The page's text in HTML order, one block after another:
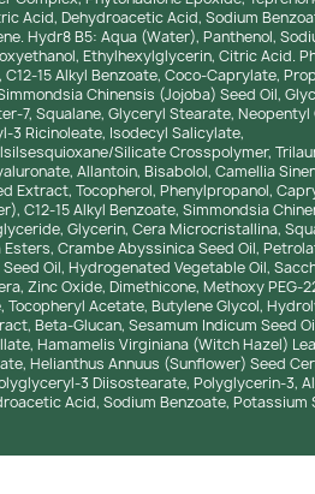
Acid, Dehydroacetic Acid, Sodium
Hydr8 B5: Aqua (Water), Panthenol,
Ethylhexylglycerin, Citric Acid.
15 Alkyl Benzoate, Coco-Caprylate,
Chinensis (Jojoba) Seed Oil,
7, Squalane, Glyceryl Stearate,
3 Ricinoleate, Isodecyl Salicylate,
Silicate Crosspolymer,
Allantoin, Bisabolol, Camellia
Extract, Tocopherol, Phenylpropanol,
C12-15 Alkyl Benzoate, Simmondsia
Glycerin, Cera Microcristallina,
Crambe Abyssinica Seed Oil,
Oil, Hydrogenated Vegetable Oil,
Zinc Oxide, Dimethicone, Methoxy PEG-
Tocopheryl Acetate, Butylene Glycol,
Beta-Glucan, Sesamum Indicum Seed
Hamamelis Virginiana (Witch Hazel)
Helianthus Annuus (Sunflower) Seed
3 Diisostearate, Polyglycerin-3,
Acid, Sodium Benzoate, Potassium